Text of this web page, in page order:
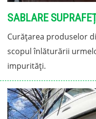
SABLARE
Curățarea produselor
scopul înlăturării
impurități.